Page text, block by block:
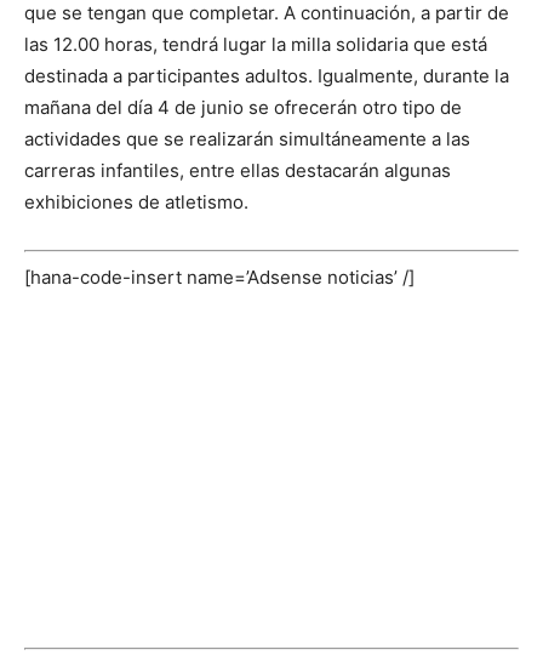
que se tengan que completar. A continuación, a partir de
las 12.00 horas, tendrá lugar la milla solidaria que está
destinada a participantes adultos. Igualmente, durante la
mañana del día 4 de junio se ofrecerán otro tipo de
actividades que se realizarán simultáneamente a las
carreras infantiles, entre ellas destacarán algunas
exhibiciones de atletismo.
[hana-code-insert name=’Adsense noticias’ /]